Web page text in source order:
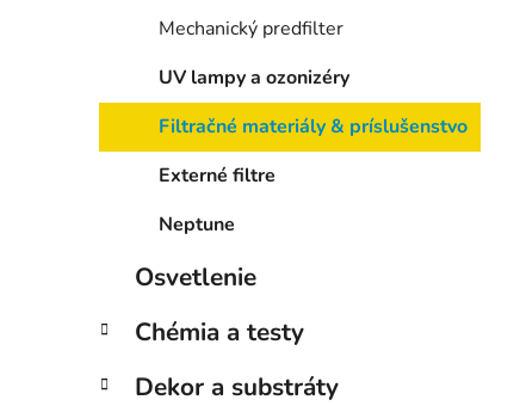
Mechanický predfilter
UV lampy a ozonizéry
Filtračné materiály & príslušenstvo
Externé filtre
Neptune
Osvetlenie
Chémia a testy
Dekor a substráty